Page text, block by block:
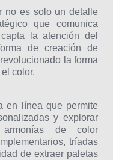
no es solo un detalle
que comunica
la atención del
de creación de
la forma
color.
en línea que permite
y explorar
armonías de color
tríadas
de extraer paletas